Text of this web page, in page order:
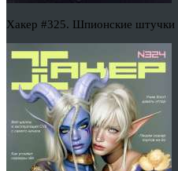
Хакер #325. Шпионские штучки